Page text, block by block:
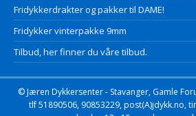
Fridykkerdrakter og pakker til DAME!
Fridykker vinterpakke 9mm
Tilbud, her finner du våre tilbud.
© Jæren Dykkersenter - Stavanger, Gamle
tlf 51890506, 90853229, post(A)jdykk.no,